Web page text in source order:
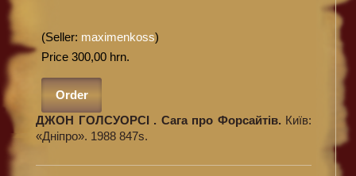
(Seller: maximenkoss)
Price 300,00 hrn.
Order
ДЖОН ГОЛСУОРСІ . Сага про Форсайтів. Київ:
«Дніпро». 1988 847s.